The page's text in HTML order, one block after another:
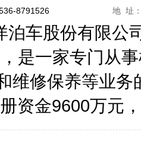
8791526 地 址
泊车股份有限公
是一家专门从
维修保养等业
资金9600万元